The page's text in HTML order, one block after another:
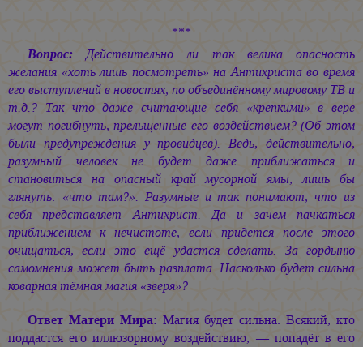
***
Вопрос: Действительно ли так велика опасность
желания «хоть лишь посмотреть» на Антихриста во время
его выступлений в новостях, по объединённому мировому ТВ и
т.д.? Так что даже считающие себя «крепкими» в вере
могут погибнуть, прельщённые его воздействием? (Об этом
были предупреждения у провидцев). Ведь, действительно,
разумный человек не будет даже приближаться и
становиться на опасный край мусорной ямы, лишь бы
глянуть: «что там?». Разумные и так понимают, что из
себя представляет Антихрист. Да и зачем пачкаться
приближением к нечистоте, если придётся после этого
очищаться, если это ещё удастся сделать. За гордыню
самомнения может быть разплата. Насколько будет сильна
коварная тёмная магия «зверя»?
Ответ Матери Мира: Магия будет сильна. Всякий, кто
поддастся его иллюзорному воздействию, — попадёт в его